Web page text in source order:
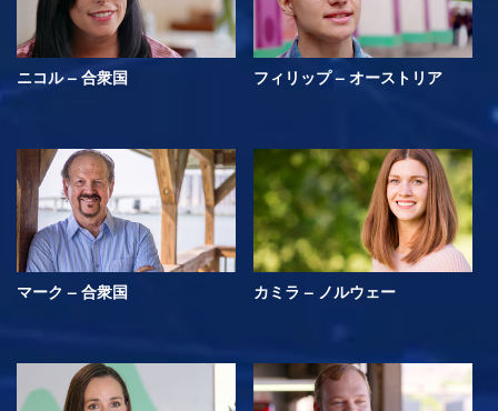
ニコル – 合衆国 フィリップ – オーストリア
マーク – 合衆国 カミラ – ノルウェー